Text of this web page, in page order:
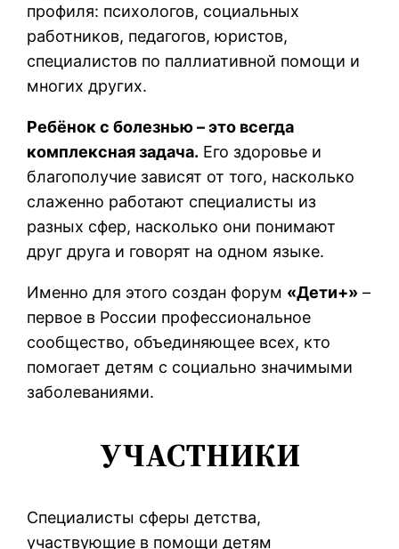
профиля: психологов, социальных
работников, педагогов, юристов,
специалистов по паллиативной помощи и
многих других.
Ребёнок с болезнью – это всегда
комплексная задача. Его здоровье и
благополучие зависят от того, насколько
слаженно работают специалисты из
разных сфер, насколько они понимают
друг друга и говорят на одном языке.
Именно для этого создан форум «Дети+» –
первое в России профессиональное
сообщество, объединяющее всех, кто
помогает детям с социально значимыми
заболеваниями.
УЧАСТНИКИ
Специалисты сферы детства,
участвующие в помощи детям